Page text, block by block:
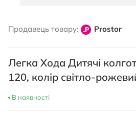
початку
зображень
Продавець товару: Prostor
Легка Хода Дитячі
120, колір світло-
В наявності